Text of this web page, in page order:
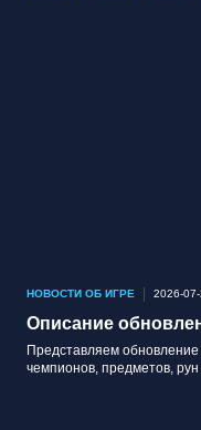
НОВОСТИ ОБ ИГРЕ 2026-
Описание
Представляем
чемпионов, предметов,